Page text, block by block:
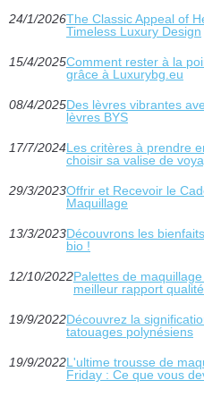
24/1/2026The Classic Appeal of
Timeless Luxury Design
15/4/2025Comment rester à la
grâce à Luxurybg.eu
08/4/2025Des lèvres vibrantes
lèvres BYS
17/7/2024Les critères à prendre
choisir sa valise de
29/3/2023Offrir et Recevoir le
Maquillage
13/3/2023Découvrons les
bio !
12/10/2022Palettes de
meilleur rapport
19/9/2022Découvrez la
tatouages polynésiens
19/9/2022L'ultime trousse de
Friday : Ce que vous